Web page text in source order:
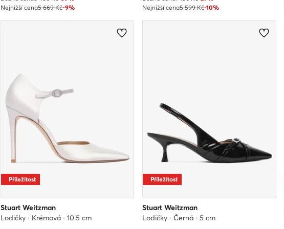
Nejnižší cena5 669 Kč-9%
Nejnižší cena5 599 Kč-10%
Příležitost
Stuart Weitzman
Lodičky · Krémová · 10.5 cm
Příležitost
Stuart Weitzman
Lodičky · Černá · 5 cm